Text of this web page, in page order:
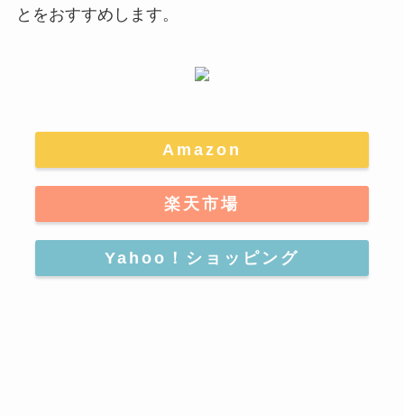
とをおすすめします。
Amazon
楽天市場
Yahoo！ショッピング